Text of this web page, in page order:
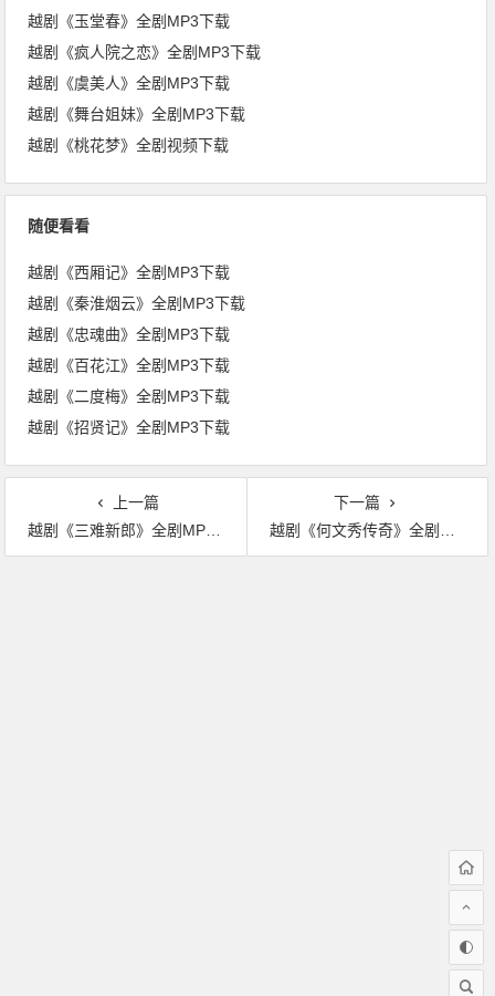
越剧《玉堂春》全剧MP3下载
越剧《疯人院之恋》全剧MP3下载
越剧《虞美人》全剧MP3下载
越剧《舞台姐妹》全剧MP3下载
越剧《桃花梦》全剧视频下载
随便看看
越剧《西厢记》全剧MP3下载
越剧《秦淮烟云》全剧MP3下载
越剧《忠魂曲》全剧MP3下载
越剧《百花江》全剧MP3下载
越剧《二度梅》全剧MP3下载
越剧《招贤记》全剧MP3下载
上一篇
越剧《三难新郎》全剧MP3下载
下一篇
越剧《何文秀传奇》全剧MP3下载